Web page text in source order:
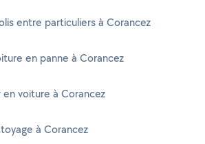
entre particuliers à Corancez
en panne à Corancez
voiture à Corancez
à Corancez